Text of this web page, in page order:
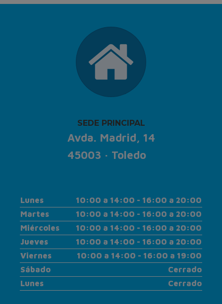
SEDE PRINCIPAL
Avda. Madrid, 14
45003 · Toledo
Lunes
10:00 a 14:00 - 16:00 a 20:00
Martes
10:00 a 14:00 - 16:00 a 20:00
Miércoles
10:00 a 14:00 - 16:00 a 20:00
Jueves
10:00 a 14:00 - 16:00 a 20:00
Viernes
10:00 a 14:00 - 16:00 a 19:00
Sábado
Cerrado
Lunes
Cerrado